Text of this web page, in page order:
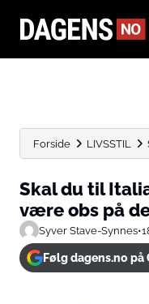
Forside LIVSSTIL
Skal du til
være obs på
Syver Stave-Synnes•
Følg dagens.no på